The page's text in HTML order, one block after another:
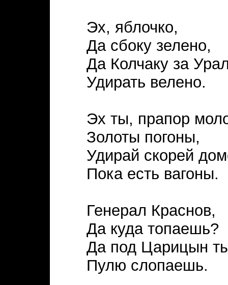
Эх, яблочко,
Да сбоку зелено,
Да Колчаку за
Удирать велено.
Эх ты, прапор
Золоты погоны,
Удирай скорей
Пока есть вагоны.
Генерал Краснов,
Да куда топаешь?
Да под Царицын
Пулю слопаешь.